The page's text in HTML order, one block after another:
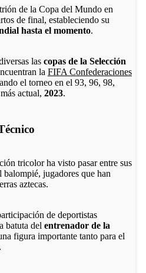
de la Copa del Mundo en
de final, estableciendo su
hasta el momento.
las copas de la Selección
la FIFA Confederaciones
el torneo en el 93, 96, 98,
actual, 2023.
tricolor ha visto pasar entre sus
jugadores que han
aztecas.
de deportistas
batuta del entrenador de la
figura importante tanto para el